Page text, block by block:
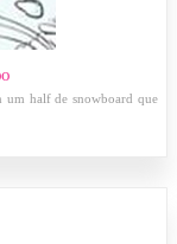
um half de snowboard que